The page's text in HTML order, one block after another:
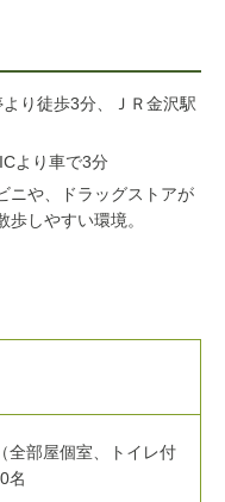
り徒歩3分、ＪＲ金沢駅
より車で3分
ニや、ドラッグストアが
しやすい環境。
全部屋個室、トイレ付
名